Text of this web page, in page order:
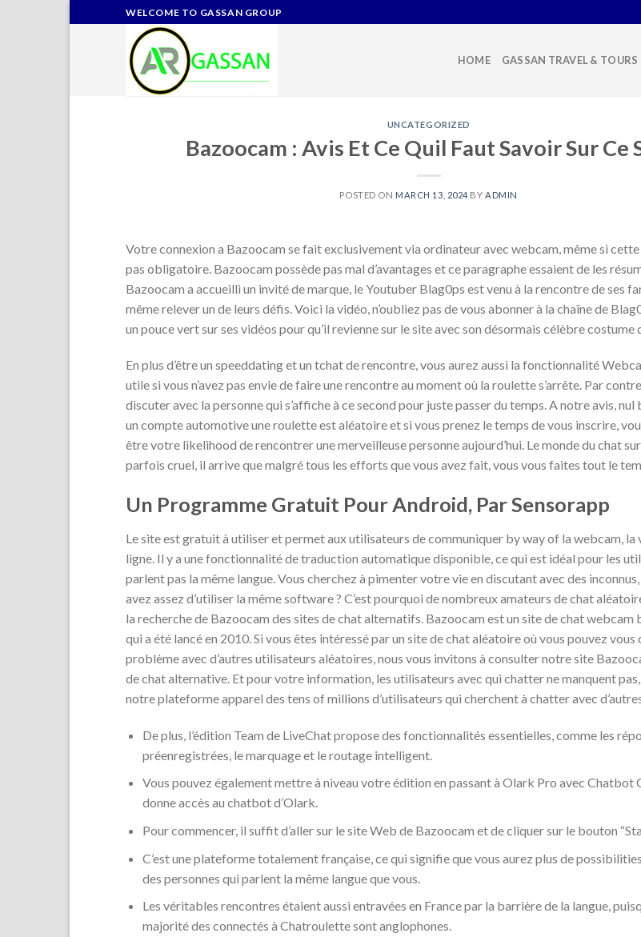
to
WELCOME TO GASSAN GROUP
HOME GASSAN TRAVEL & TOURS
UNCATEGORIZED
Bazoocam : Avis Et Ce Quil Faut Savoir Sur Ce
POSTED ON MARCH 13, 2024 BY ADMIN
Votre connexion a Bazoocam se fait exclusivement via ordinateur avec webcam, même si cette
pas obligatoire. Bazoocam possède pas mal d’avantages et ce paragraphe essaient de les
Bazoocam a accueilli un invité de marque, le Youtuber Blag0ps est venu à la rencontre de ses
même relever un de leurs défis. Voici la vidéo, n’oubliez pas de vous abonner à la chaîne de
un pouce vert sur ses vidéos pour qu’il revienne sur le site avec son désormais célèbre costume
En plus d’être un speeddating et un tchat de rencontre, vous aurez aussi la fonctionnalité
utile si vous n’avez pas envie de faire une rencontre au moment où la roulette s’arrête. Par
discuter avec la personne qui s’affiche à ce second pour juste passer du temps. A notre avis, nul
un compte automotive une roulette est aléatoire et si vous prenez le temps de vous inscrire,
être votre likelihood de rencontrer une merveilleuse personne aujourd’hui. Le monde du chat
parfois cruel, il arrive que malgré tous les efforts que vous avez fait, vous vous faites tout le
Un Programme Gratuit Pour Android, Par Sensorapp
Le site est gratuit à utiliser et permet aux utilisateurs de communiquer by way of la webcam, la
ligne. Il y a une fonctionnalité de traduction automatique disponible, ce qui est idéal pour les
parlent pas la même langue. Vous cherchez à pimenter votre vie en discutant avec des inconnus,
avez assez d’utiliser la même software ? C’est pourquoi de nombreux amateurs de chat
la recherche de Bazoocam des sites de chat alternatifs. Bazoocam est un site de chat webcam
qui a été lancé en 2010. Si vous êtes intéressé par un site de chat aléatoire où vous pouvez vous
problème avec d’autres utilisateurs aléatoires, nous vous invitons à consulter notre site
de chat alternative. Et pour votre information, les utilisateurs avec qui chatter ne manquent
notre plateforme apparel des tens of millions d’utilisateurs qui cherchent à chatter avec
De plus, l’édition Team de LiveChat propose des fonctionnalités essentielles, comme les
préenregistrées, le marquage et le routage intelligent.
Vous pouvez également mettre à niveau votre édition en passant à Olark Pro avec Chatbot
donne accès au chatbot d’Olark.
Pour commencer, il suffit d’aller sur le site Web de Bazoocam et de cliquer sur le bouton
C’est une plateforme totalement française, ce qui signifie que vous aurez plus de
des personnes qui parlent la même langue que vous.
Les véritables rencontres étaient aussi entravées en France par la barrière de la langue,
majorité des connectés à Chatroulette sont anglophones.